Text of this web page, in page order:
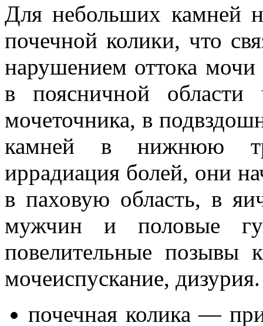
Для небольших камней
почечной колики, что
нарушением оттока
в поясничной
мочеточника, в
камней в нижнюю
иррадиация болей, они
в паховую область, в
мужчин и половые
повелительные позывы
мочеиспускание, дизурия.
почечная колика —